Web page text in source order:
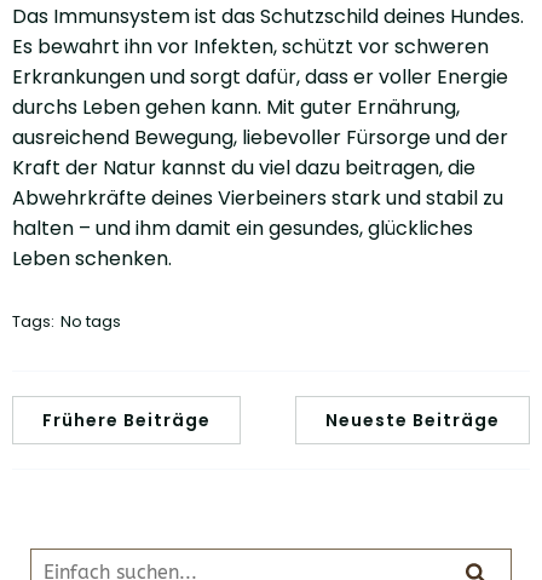
Das Immunsystem ist das Schutzschild deines Hundes.
Es bewahrt ihn vor Infekten, schützt vor schweren
Erkrankungen und sorgt dafür, dass er voller Energie
durchs Leben gehen kann. Mit guter Ernährung,
ausreichend Bewegung, liebevoller Fürsorge und der
Kraft der Natur kannst du viel dazu beitragen, die
Abwehrkräfte deines Vierbeiners stark und stabil zu
halten – und ihm damit ein gesundes, glückliches
Leben schenken.
Tags: No tags
Frühere Beiträge Neueste Beiträge